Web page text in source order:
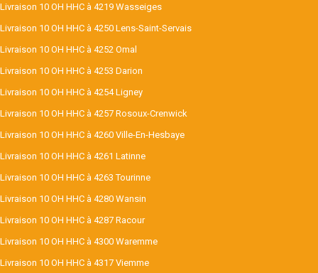
Livraison 10 OH HHC à 4219 Wasseiges
Livraison 10 OH HHC à 4250 Lens-Saint-Servais
Livraison 10 OH HHC à 4252 Omal
Livraison 10 OH HHC à 4253 Darion
Livraison 10 OH HHC à 4254 Ligney
Livraison 10 OH HHC à 4257 Rosoux-Crenwick
Livraison 10 OH HHC à 4260 Ville-En-Hesbaye
Livraison 10 OH HHC à 4261 Latinne
Livraison 10 OH HHC à 4263 Tourinne
Livraison 10 OH HHC à 4280 Wansin
Livraison 10 OH HHC à 4287 Racour
Livraison 10 OH HHC à 4300 Waremme
Livraison 10 OH HHC à 4317 Viemme